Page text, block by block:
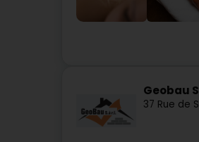
Geobau
37 Rue de